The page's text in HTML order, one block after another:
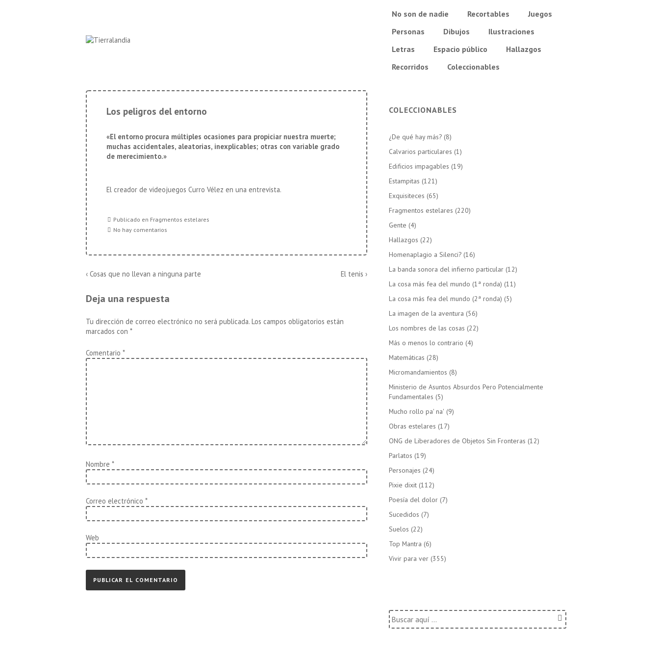
No son de nadie Recortables
Juegos
Personas
Dibujos
Ilustraciones
Letras
Espacio público
Hallazgos
Recorridos
Coleccionables
Los peligros del entorno
«El entorno procura múltiples ocasiones para propiciar nuestra muerte;
muchas accidentales, aleatorias, inexplicables; otras con variable grado
de merecimiento.»
El creador de videojuegos Curro Vélez en una entrevista.
Publicado en Fragmentos estelares
No hay comentarios
Navegación
de
entradas
La
anterior
es
‹ Cosas que no llevan a ninguna parte
La
El tenis ›
Deja una respuesta
Tu dirección de correo electrónico no será publicada. Los campos obligatorios están
marcados con *
Comentario *
Nombre *
Correo electrónico *
Web
COLECCIONABLES
¿De qué hay más? (8)
Calvarios particulares (1)
Edificios impagables (19)
Estampitas (121)
Exquisiteces (65)
Fragmentos estelares (220)
Gente (4)
Hallazgos (22)
Homenaplagio a Silenci? (16)
La banda sonora del infierno particular (12)
La cosa más fea del mundo (1ª ronda) (11)
La cosa más fea del mundo (2ª ronda) (5)
La imagen de la aventura (56)
Los nombres de las cosas (22)
Más o menos lo contrario (4)
Matemáticas (28)
Micromandamientos (8)
Ministerio de Asuntos Absurdos Pero Potencialmente
Fundamentales (5)
Mucho rollo pa' na' (9)
Obras estelares (17)
ONG de Liberadores de Objetos Sin Fronteras (12)
Parlatos (19)
Personajes (24)
Pixie dixit (112)
Poesía del dolor (7)
Sucedidos (7)
Suelos (22)
Top Mantra (6)
Vivir para ver (355)
Buscar
por: